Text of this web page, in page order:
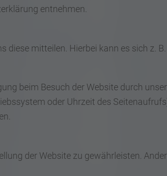
entnehmen.
diese mitteilen. Hierbei kann es sich z.
beim Besuch der Website durch
oder Uhrzeit des
der Website zu gewährleisten.